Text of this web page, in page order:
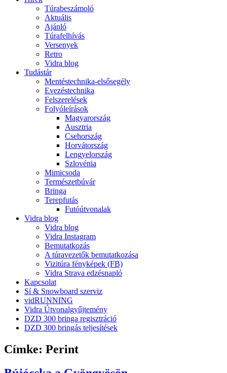
Túrabeszámoló
Aktuális
Ajánló
Túrafelhívás
Versenyek
Retro
Vidra blog
Tudástár
Mentéstechnika-elsősegély
Evezéstechnika
Felszerelések
Folyóleírások
Magyarország
Ausztria
Csehország
Horvátország
Lengyelország
Szlovénia
Mimicsoda
Természetbúvár
Bringa
Terepfutás
Futóútvonalak
Vidra blog
Vidra blog
Vidra Instagram
Bemutatkozás
A túravezetők bemutatkozása
Vizitúra fényképek (FB)
Vidra Strava edzésnapló
Kapcsolat
Sí & Snowboard szerviz
vidRUNNING
Vidra Útvonalgyűjtemény
DZD 300 bringa regisztráció
DZD 300 bringás teljesítések
Címke: Perint